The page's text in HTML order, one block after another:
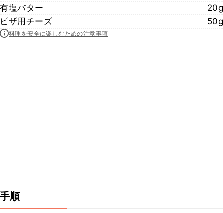
有塩バター
20g
ピザ用チーズ
50g
料理を安全に楽しむための注意事項
手順